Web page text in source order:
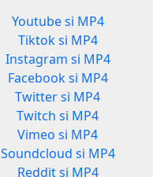
Youtube si MP4
Tiktok si MP4
Instagram si MP4
Facebook si MP4
Twitter si MP4
Twitch si MP4
Vimeo si MP4
Soundcloud si MP4
Reddit si MP4